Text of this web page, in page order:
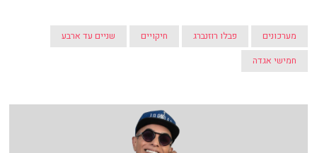
מערכונים פבלו רוזנברג חיקויים
שניים עד ארבע
חמישי אגדה